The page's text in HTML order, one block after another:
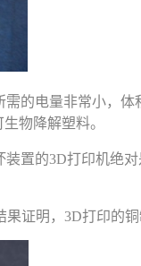
的电量非常小，
物降解塑料。
置的3D打印机绝
证明，3D打印的